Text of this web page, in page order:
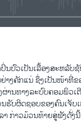
ນ​ປົວ​ເປັນ​ເລື້ອງ​ສະຫ​ລັບ​
ງ​ຄັກ​ແນ່ ຊຶ່ງເປັນ​ໜ້າ​ທີ່​ຂ
ານ​ທາງ​ລະ​ບົບ​ຄ​ອມ​ພິວ​ເ
ຮັບ​ຜິດ​ຊອບຂອງ​ຄົນ​ເຈັບ
າ ກ່າວ​ມ້ວນ​ທ້າຍ​ສູ່​ຟັງ​ດັ່ງ​